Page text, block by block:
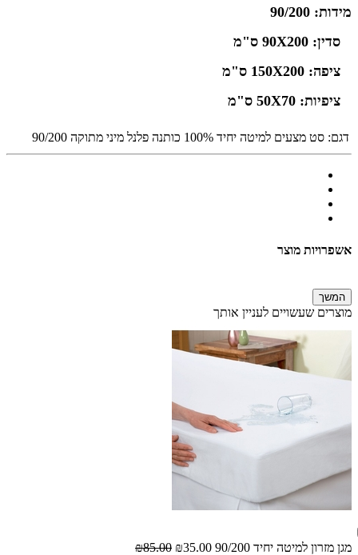
מידות: 90/200
דגם: סט מצעים למיטה יחיד 100% כותנה פלנל מיני מתוקה 90/200
אשפרויות מוצר
המשך
מוצרים שעשויים לעניין אותך
מגן מזרון למיטה יחיד 90/200 ₪35.00
₪85.00